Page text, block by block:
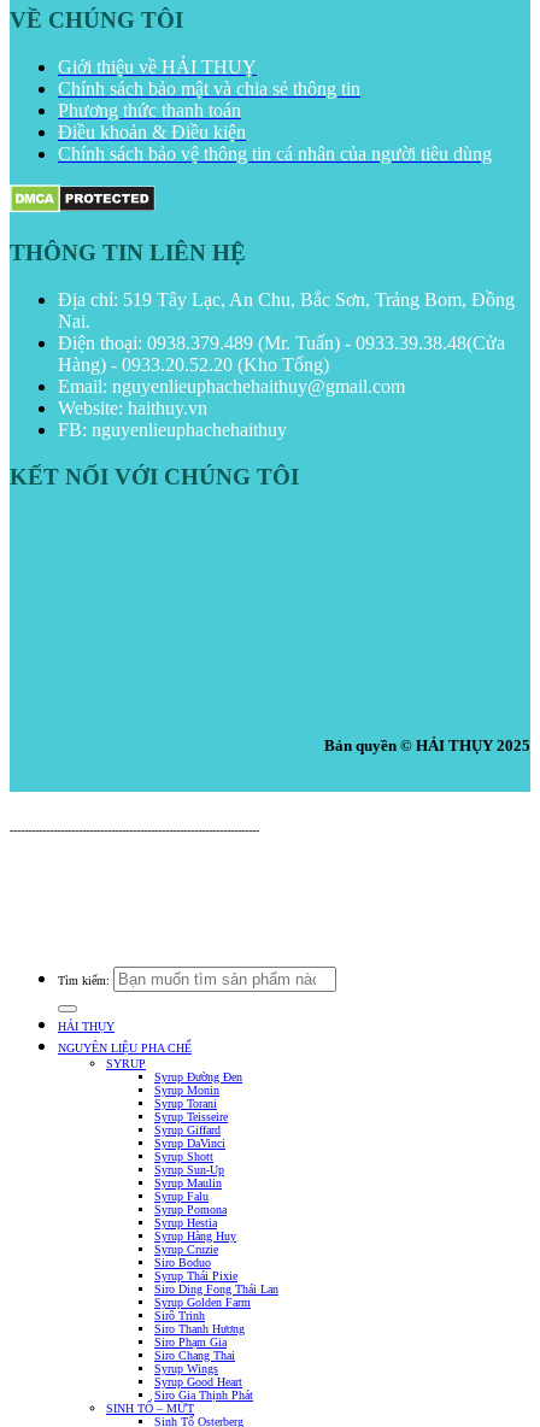
VỀ CHÚNG TÔI
Giới thiệu về HẢI THUỴ
Chính sách bảo mật và chia sẻ thông tin
Phương thức thanh toán
Điều khoản & Điều kiện
Chính sách bảo vệ thông tin cá nhân của người tiêu dùng
THÔNG TIN LIÊN HỆ
Địa chỉ: 519 Tây Lạc, An Chu, Bắc Sơn, Trảng Bom, Đồng
Nai.
Điện thoại: 0938.379.489 (Mr. Tuấn) - 0933.39.38.48(Cửa
Hàng) - 0933.20.52.20 (Kho Tổng)
Email: nguyenlieuphachehaithuy@gmail.com
Website: haithuy.vn
FB: nguyenlieuphachehaithuy
KẾT NỐI VỚI CHÚNG TÔI
Bản quyền © HẢI THỤY 2025
---------------------------------------------------------------------
Tìm kiếm:
HẢI THỤY
NGUYÊN LIỆU PHA CHẾ
SYRUP
Syrup Đường Đen
Syrup Monin
Syrup Torani
Syrup Teisseire
Syrup Giffard
Syrup DaVinci
Syrup Shott
Syrup Sun-Up
Syrup Maulin
Syrup Falu
Syrup Pomona
Syrup Hestia
Syrup Hàng Huy
Syrup Cruzie
Siro Boduo
Syrup Thái Pixie
Siro Ding Fong Thái Lan
Syrup Golden Farm
Sirô Trinh
Siro Thanh Hương
Siro Phạm Gia
Siro Chang Thai
Syrup Wings
Syrup Good Heart
Siro Gia Thịnh Phát
SINH TỐ – MỨT
Sinh Tố Osterberg